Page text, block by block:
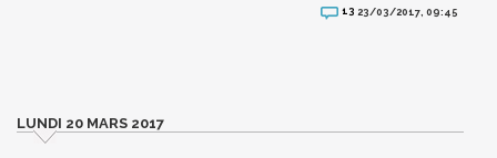
13 23/03/2017, 09:45
LUNDI 20 MARS 2017